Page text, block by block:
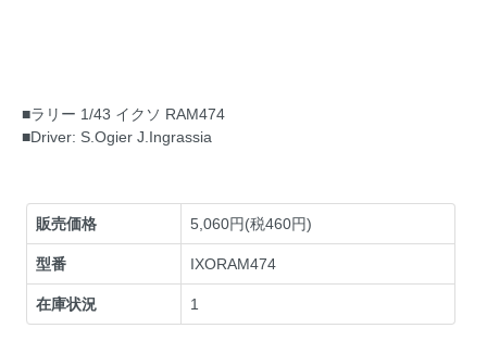
■ラリー 1/43 イクソ RAM474
■Driver: S.Ogier J.Ingrassia
販売価格 5,060円(税460円)
型番 IXORAM474
在庫状況 1